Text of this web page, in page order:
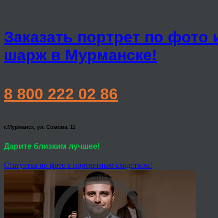
Заказать портрет по фото
шарж в Мурманске!
8 800 222 02 86
г.Мурманск, ул. Сомова, 11
Дарите близким лучшее!
Статуэтка по фото с портретным сходством!